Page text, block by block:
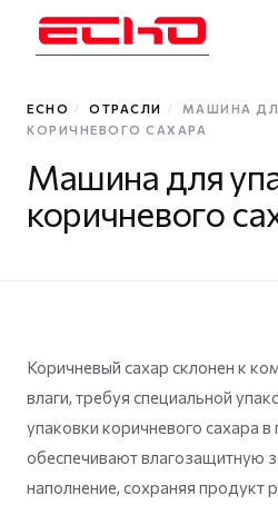
ECHO / ОТРАСЛИ /
МАШИНА
КОРИЧНЕВОГО САХАРА
Машина для
коричневого
Коричневый сахар склонен к
влаги, требуя специальной
упаковки коричневого сахара
обеспечивают влагозащитную
наполнение, сохраняя продукт